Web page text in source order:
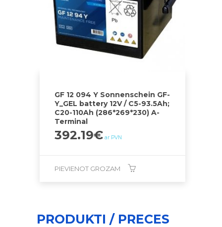
GF 12 094 Y Sonnenschein GF-
Y_GEL battery 12V / C5-93.5Ah;
C20-110Ah (286*269*230) A-
Terminal
392.19€ ar PVN
PIEVIENOT GROZAM
PRODUKTI / PRECES